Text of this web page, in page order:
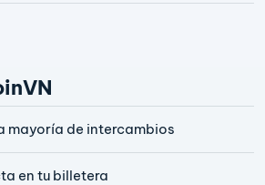
mayoría de intercambios
en tu billetera